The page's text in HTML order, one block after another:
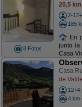
8 Fotos
20,5 km
2-
185
En
junto
Casa
Casa
de
12+4
4 km